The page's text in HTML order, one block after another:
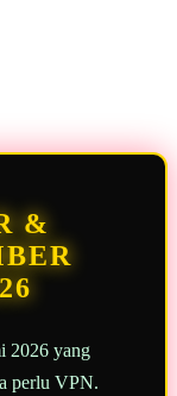
&
2026 yang
perlu VPN.